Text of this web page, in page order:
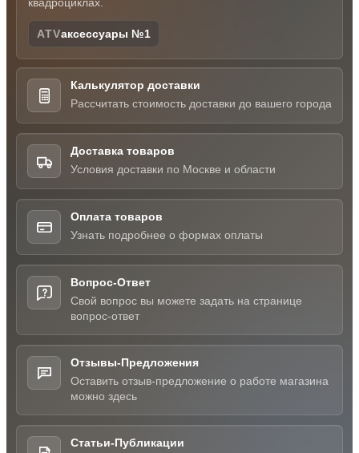
ATVаксессуары №1
Калькулятор доставки
Рассчитать стоимость доставки до вашего города
Доставка товаров
Условия доставки по Москве и области
Оплата товаров
Узнать подробнее о формах оплаты
Вопрос-Ответ
Свой вопрос вы можете задать на странице
вопрос-ответ
Отзывы-Предложения
Оставить отзыв-предложение о работе магазина
можно здесь
Статьи-Публикации